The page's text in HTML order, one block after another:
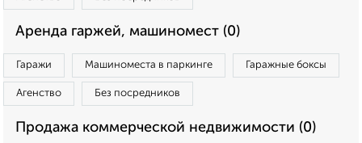
Аренда гаржей, машиномест (0)
Гаражи Машиноместа в паркинге Гаражные боксы
Агенство Без посредников
Продажа коммерческой недвижимости (0)